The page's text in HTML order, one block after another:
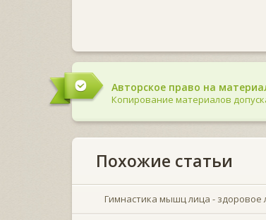
Авторское право на
Копирование материалов
Похожие статьи
Гимнастика мышц лица - здоровое